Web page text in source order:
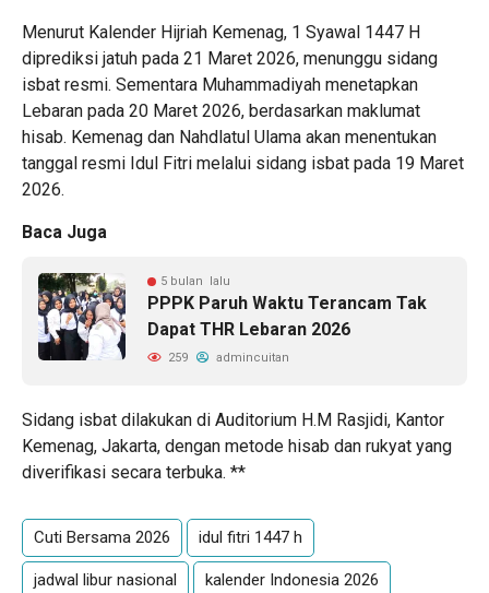
Menurut Kalender Hijriah Kemenag, 1 Syawal 1447 H
diprediksi jatuh pada 21 Maret 2026, menunggu sidang
isbat resmi. Sementara Muhammadiyah menetapkan
Lebaran pada 20 Maret 2026, berdasarkan maklumat
hisab. Kemenag dan Nahdlatul Ulama akan menentukan
tanggal resmi Idul Fitri melalui sidang isbat pada 19 Maret
2026.
Baca Juga
5 bulan lalu
PPPK Paruh Waktu Terancam Tak
Dapat THR Lebaran 2026
259 admincuitan
Sidang isbat dilakukan di Auditorium H.M Rasjidi, Kantor
Kemenag, Jakarta, dengan metode hisab dan rukyat yang
diverifikasi secara terbuka. **
Cuti Bersama 2026 idul fitri 1447 h
jadwal libur nasional kalender Indonesia 2026